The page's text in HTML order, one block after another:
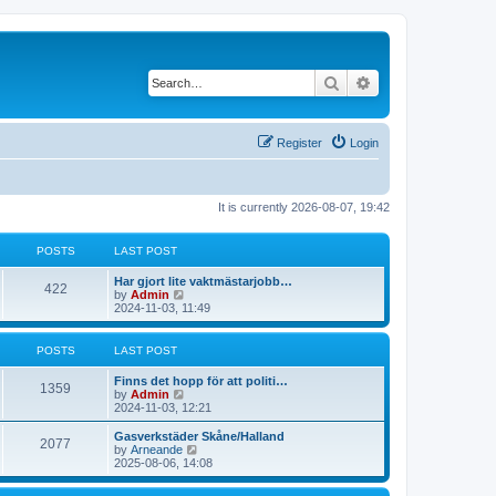
Search
Login
Register
It is currently 2026-08-07, 19:42
POSTS LAST POST
422P
s
L
a
s
t
p
o
Har gjort lite vaktmästarjobb…
by Admin
i
e
w
l
t
e
s
t
p
o
s
2024-11-03, 11:49
POSTS LAST POST
1359
t
L
a
s
t
p
o
s
Finns det hopp för att politi…
by Admin
i
e
w
t
h
l
2024-11-03, 12:21
2077
L
a
s
t
p
Gasverkstäder Skåne/Halland
by Arneande
i
e
w
2025-08-06, 14:08